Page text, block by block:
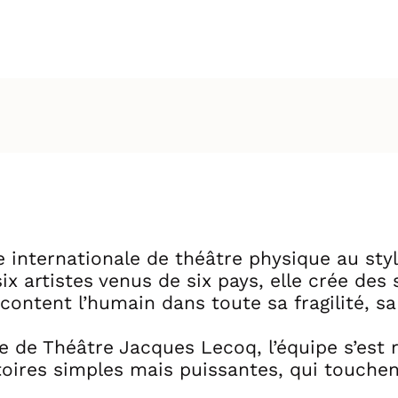
internationale de théâtre physique au
artistes venus de six pays, elle crée
l’humain dans toute sa fragilité,
de Théâtre Jacques Lecoq, l’équipe
simples mais puissantes, qui